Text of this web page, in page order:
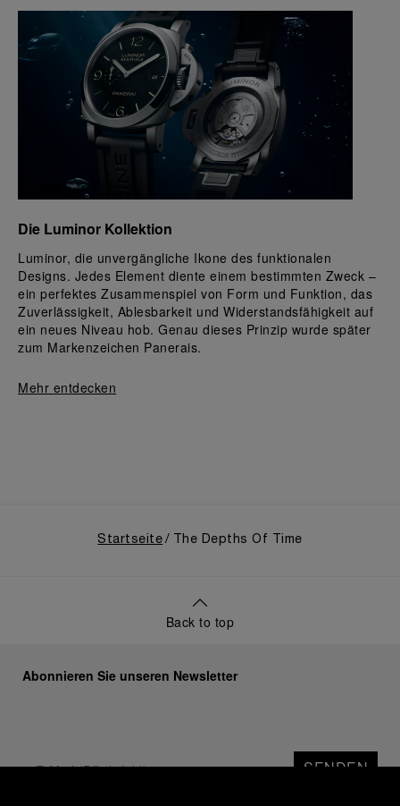
Die Luminor Kollektion
Luminor, die unvergängliche Ikone des funktionalen
Designs. Jedes Element diente einem bestimmten Zweck –
ein perfektes Zusammenspiel von Form und Funktion, das
Zuverlässigkeit, Ablesbarkeit und Widerstandsfähigkeit auf
ein neues Niveau hob. Genau dieses Prinzip wurde später
zum Markenzeichen Panerais.
Mehr entdecken
Startseite The Depths Of Time
Back to top
Abonnieren Sie unseren Newsletter
SENDEN